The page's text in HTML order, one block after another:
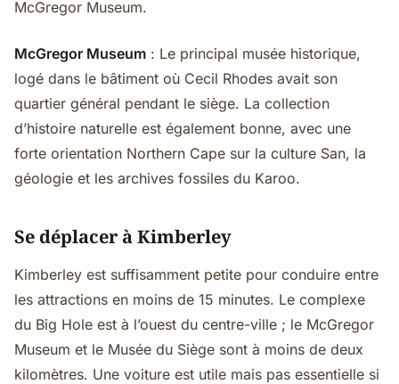
McGregor Museum.
McGregor Museum : Le principal musée historique,
logé dans le bâtiment où Cecil Rhodes avait son
quartier général pendant le siège. La collection
d’histoire naturelle est également bonne, avec une
forte orientation Northern Cape sur la culture San, la
géologie et les archives fossiles du Karoo.
Se déplacer à Kimberley
Kimberley est suffisamment petite pour conduire entre
les attractions en moins de 15 minutes. Le complexe
du Big Hole est à l’ouest du centre-ville ; le McGregor
Museum et le Musée du Siège sont à moins de deux
kilomètres. Une voiture est utile mais pas essentielle si